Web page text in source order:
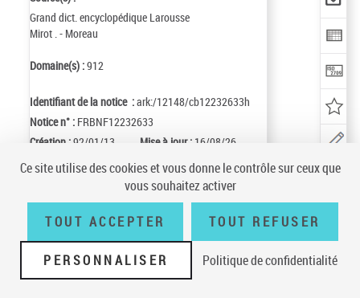
Grand dict. encyclopédique Larousse
Mirot . - Moreau
Domaine(s) :912
Identifiant de la notice :ark:/12148/cb12232633h
Notice n° : FRBNF12232633
Création :92/01/13 Mise à jour : 16/08/26
Accessibilité (non conforme) V 23.1.0
Ce site utilise des cookies et vous donne le contrôle sur ceux que
vous souhaitez activer
TOUT ACCEPTER TOUT REFUSER
PERSONNALISER Politique de confidentialité